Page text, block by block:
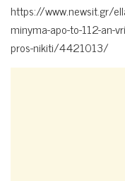
https://www.newsit.gr/
minyma-apo-to-112-an-
pros-nikiti/4421013/